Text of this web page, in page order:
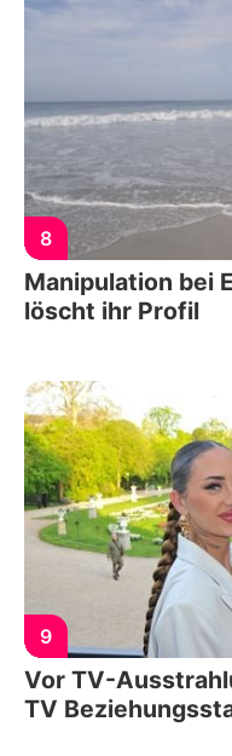
8
Manipulation bei
löscht ihr Profil
9
Vor TV-
TV